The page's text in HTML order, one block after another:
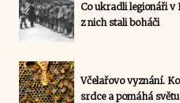
Co ukradli legionáři v
z nich stali boháči
Včelařovo vyznání.
srdce a pomáhá světu